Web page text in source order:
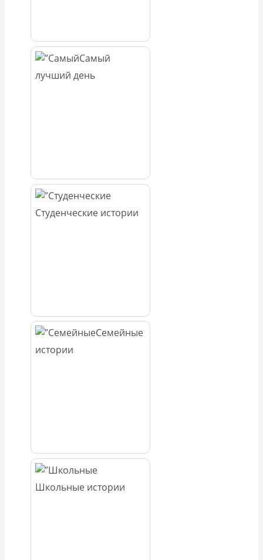
Самый
лучший день
Студенческие истории
Семейные
истории
Школьные истории